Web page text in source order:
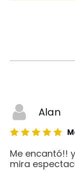
Alan
Me encantó!!
mira